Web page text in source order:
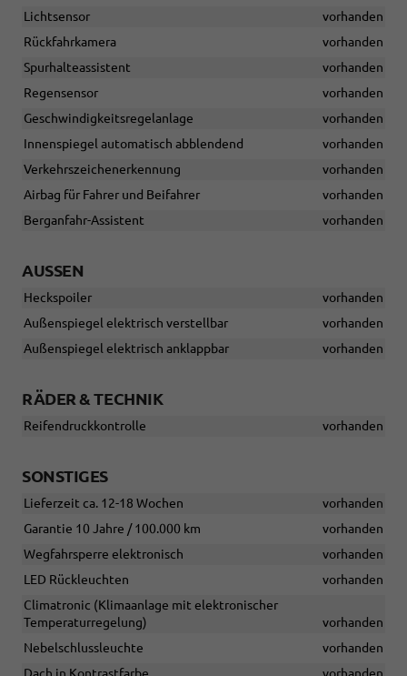
Lichtsensor
vorhanden
Rückfahrkamera
vorhanden
Spurhalteassistent
vorhanden
Regensensor
vorhanden
Geschwindigkeitsregelanlage
vorhanden
Innenspiegel automatisch abblendend
vorhanden
Verkehrszeichenerkennung
vorhanden
Airbag für Fahrer und Beifahrer
vorhanden
Berganfahr-Assistent
vorhanden
AUSSEN
Heckspoiler
vorhanden
Außenspiegel elektrisch verstellbar
vorhanden
Außenspiegel elektrisch anklappbar
vorhanden
RÄDER & TECHNIK
Reifendruckkontrolle vorhanden
SONSTIGES
Lieferzeit ca. 12-18 Wochen
vorhanden
Garantie 10 Jahre / 100.000 km
vorhanden
Wegfahrsperre elektronisch
vorhanden
LED Rückleuchten
vorhanden
Climatronic (Klimaanlage mit elektronischer
Temperaturregelung)
vorhanden
Nebelschlussleuchte
vorhanden